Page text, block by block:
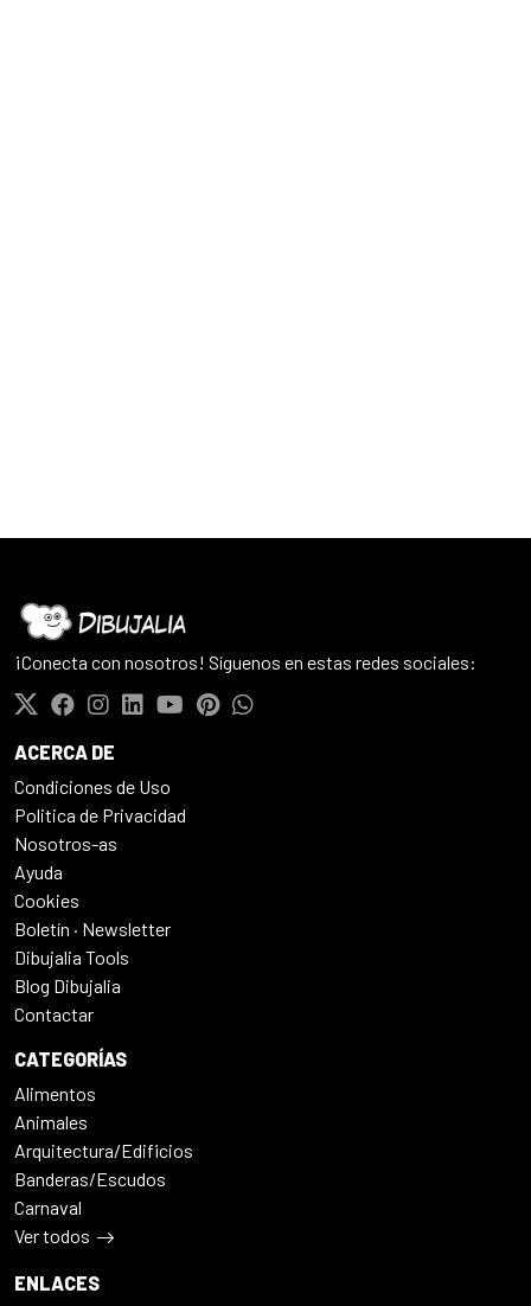
¡Conecta con nosotros! Síguenos en estas redes sociales:
ACERCA DE
Condiciones de Uso
Politica de Privacidad
Nosotros-as
Ayuda
Cookies
Boletín · Newsletter
Dibujalia Tools
Blog Dibujalia
Contactar
CATEGORÍAS
Alimentos
Animales
Arquitectura/Edificios
Banderas/Escudos
Carnaval
Ver todos
ENLACES